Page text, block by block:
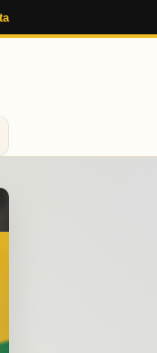
Sub-15 em